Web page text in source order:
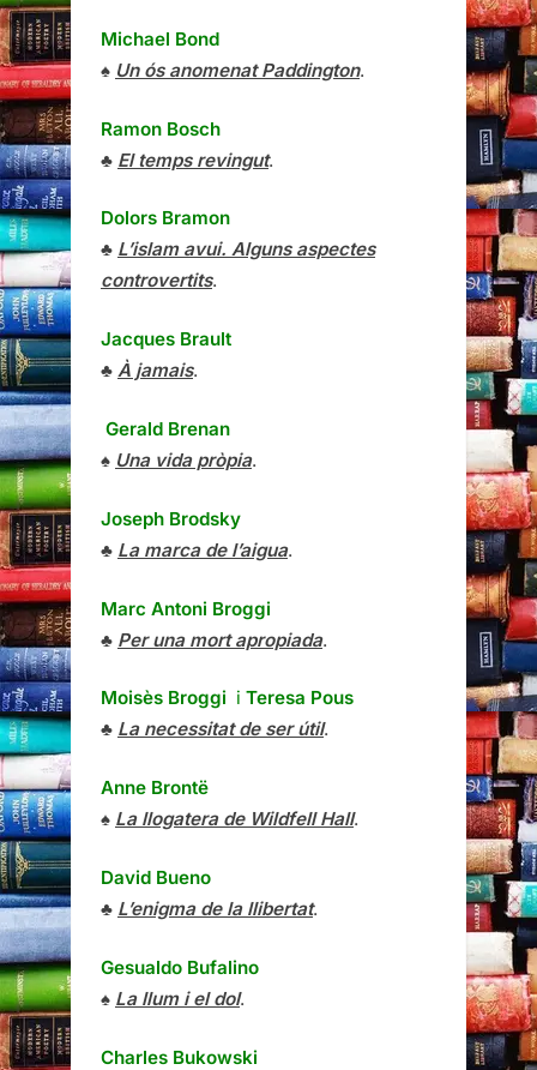
Michael Bond
♠ Un ós anomenat Paddington.
Ramon Bosch
♣ El temps revingut.
Dolors Bramon
♣ L’islam avui. Alguns aspectes
controvertits.
Jacques Brault
♣ À jamais.
Gerald Brenan
♠ Una vida pròpia.
Joseph Brodsky
♣ La marca de l’aigua.
Marc Antoni Broggi
♣ Per una mort apropiada.
Moisès Broggi i Teresa Pous
♣ La necessitat de ser útil.
Anne Brontë
♠ La llogatera de Wildfell Hall.
David Bueno
♣ L’enigma de la llibertat.
Gesualdo Bufalino
♠ La llum i el dol.
Charles Bukowski